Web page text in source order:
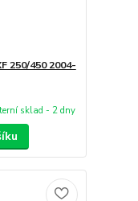
250/450 2004-
sklad - 2 dny